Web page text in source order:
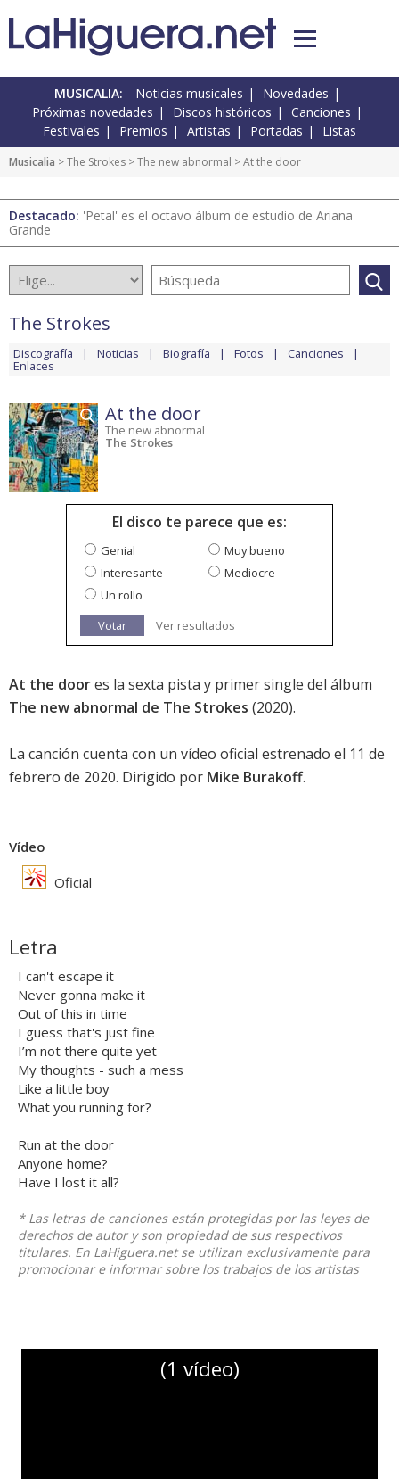
MUSICALIA: Noticias musicales
Novedades
Próximas novedades
Discos históricos
Canciones
Festivales
Premios Artistas Portadas Listas
Musicalia >The Strokes >The new abnormal > At the door
Destacado: 'Petal' es el octavo álbum de estudio de Ariana
Grande
The Strokes
Discografía Noticias Biografía Fotos Canciones
Enlaces
At the door
The new abnormal
The Strokes
El disco te parece que es:
Genial
Muy bueno
Interesante
Mediocre
Un rollo
Votar
Ver resultados
At the doores la sexta pista y primer single del álbum
The new abnormal de The Strokes (2020).
La canción cuenta con un vídeo oficial estrenado el 11 de
febrero de 2020. Dirigido por Mike Burakoff.
Vídeo
Oficial
Letra
I can't escape it
Never gonna make it
Out of this in time
I guess that's just fine
I’m not there quite yet
My thoughts - such a mess
Like a little boy
What you running for?
Run at the door
Anyone home?
Have I lost it all?
* Las letras de canciones están protegidas por las leyes de
derechos de autor y son propiedad de sus respectivos
titulares. En LaHiguera.net se utilizan exclusivamente para
promocionar e informar sobre los trabajos de los artistas
(1 vídeo)